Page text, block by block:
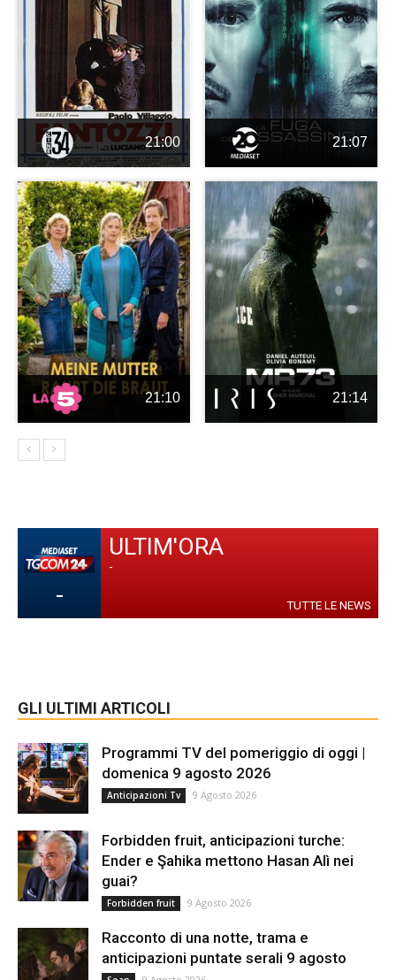
21:00 21:07
21:10 21:14
-
ULTIM'ORA
-
TUTTE LE NEWS
GLI ULTIMI ARTICOLI
Programmi TV del pomeriggio di oggi |
domenica 9 agosto 2026
Anticipazioni Tv 9 Agosto 2026
Forbidden fruit, anticipazioni turche:
Ender e Şahika mettono Hasan Alì nei
guai?
Forbidden fruit 9 Agosto 2026
Racconto di una notte, trama e
anticipazioni puntate serali 9 agosto